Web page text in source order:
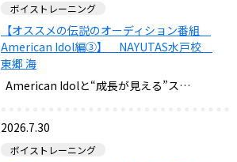
ボイストレーニング
【オススメの伝説のオーディション番組
American Idol編③】 NAYUTAS水戸校
東郷 海
American Idolと“成長が見える”ス…
2026.7.30
ボイストレーニング